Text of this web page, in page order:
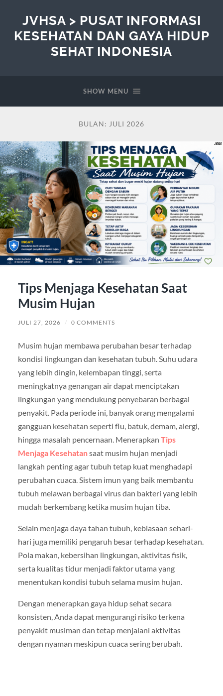
JVHSA > PUSAT INFORMASI
KESEHATAN DAN GAYA HIDUP
SEHAT INDONESIA
SHOW MENU
BULAN: JULI 2026
Tips Menjaga Kesehatan Saat
Musim Hujan
JULI 27, 2026 / 0 COMMENTS
Musim hujan membawa perubahan besar terhadap
kondisi lingkungan dan kesehatan tubuh. Suhu udara
yang lebih dingin, kelembapan tinggi, serta
meningkatnya genangan air dapat menciptakan
lingkungan yang mendukung penyebaran berbagai
penyakit. Pada periode ini, banyak orang mengalami
gangguan kesehatan seperti flu, batuk, demam, alergi,
hingga masalah pencernaan. Menerapkan Tips
Menjaga Kesehatansaat musim hujan menjadi
langkah penting agar tubuh tetap kuat menghadapi
perubahan cuaca. Sistem imun yang baik membantu
tubuh melawan berbagai virus dan bakteri yang lebih
mudah berkembang ketika musim hujan tiba.
Selain menjaga daya tahan tubuh, kebiasaan sehari-
hari juga memiliki pengaruh besar terhadap kesehatan.
Pola makan, kebersihan lingkungan, aktivitas fisik,
serta kualitas tidur menjadi faktor utama yang
menentukan kondisi tubuh selama musim hujan.
Dengan menerapkan gaya hidup sehat secara
konsisten, Anda dapat mengurangi risiko terkena
penyakit musiman dan tetap menjalani aktivitas
dengan nyaman meskipun cuaca sering berubah.